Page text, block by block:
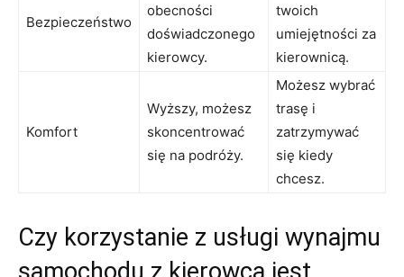
Bezpieczeństwo
obecności‍
doświadczonego
‍kierowcy.
twoich
umiejętności za
kierownicą.
Komfort
Wyższy, możesz
⁣skoncentrować
się ‍na⁤ podróży.
Możesz ‌wybrać
trasę i ​
zatrzymywać
się ​kiedy
chcesz.
Czy ⁢korzystanie z usługi wynajmu